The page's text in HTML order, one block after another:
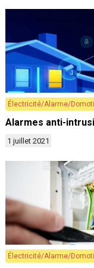
Électricité/Alarme/
Alarmes anti-
1 juillet 2021
Électricité/Alarme/